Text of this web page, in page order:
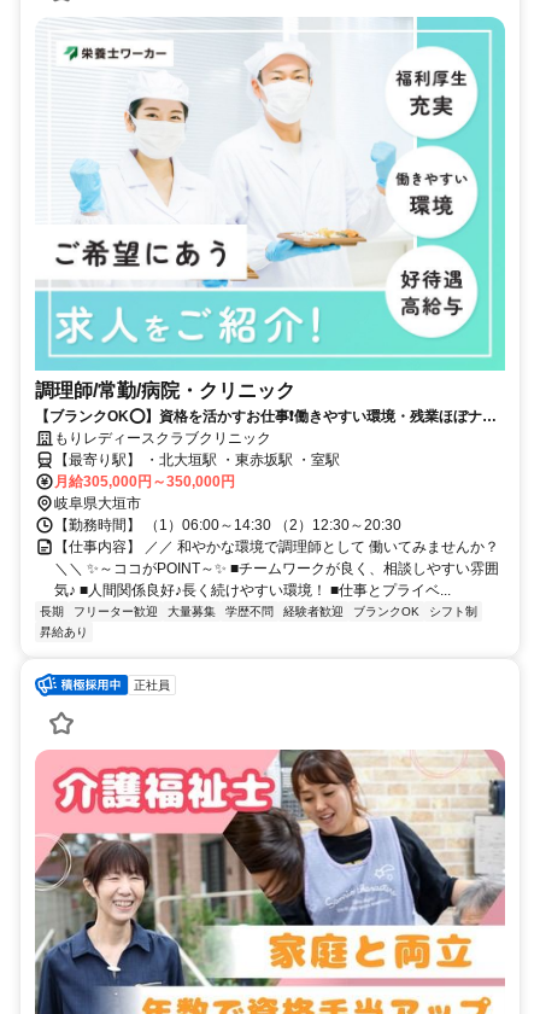
調理師/常勤/病院・クリニック
【ブランクOK⭕️】資格を活かすお仕事❗️働きやすい環境・残業ほぼナシ
✨ もりレディースクラブクリニック
【最寄り駅】 ・北大垣駅 ・東赤坂駅 ・室駅
月給305,000円～350,000円
岐阜県大垣市
【勤務時間】 （1）06:00～14:30 （2）12:30～20:30
【仕事内容】 ／／ 和やかな環境で調理師として 働いてみませんか？
＼＼ ✨～ココがPOINT～✨ ■チームワークが良く、相談しやすい雰囲
気♪ ■人間関係良好♪長く続けやすい環境！ ■仕事とプライベ...
長期 フリーター歓迎 大量募集 学歴不問 経験者歓迎 ブランクOK
シフト制
昇給あり
正社員